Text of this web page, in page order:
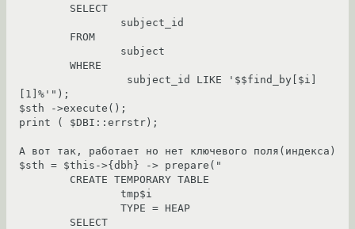
[1]%'");
$sth ->execute();
print ( $DBI::errstr);
А вот так, работает но нет ключевого поля(индекса)
$sth = $this->{dbh} -> prepare("